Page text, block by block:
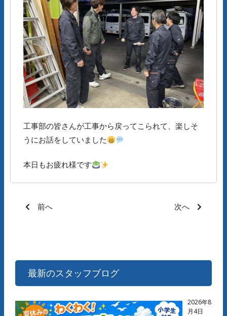
工事部の皆さんが工事から戻ってこられて、楽しそ
うにお話をしていました
本日もお疲れ様です
前へ 次へ
最新のスタッフブログ
2026年8
月4日